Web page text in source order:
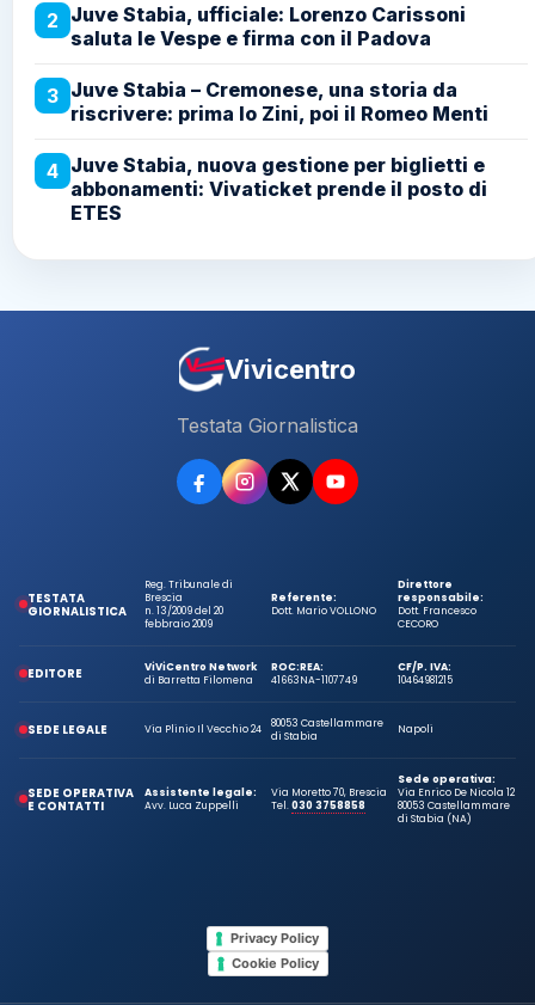
2 Juve Stabia, ufficiale: Lorenzo Carissoni
saluta le Vespe e firma con il Padova
3 Juve Stabia – Cremonese, una storia da
riscrivere: prima lo Zini, poi il Romeo Menti
4 Juve Stabia, nuova gestione per biglietti e
abbonamenti: Vivaticket prende il posto di
ETES
Vivicentro
Testata Giornalistica
TESTATA
GIORNALISTICA
Reg. Tribunale di
Brescia
n. 13/2009 del 20
febbraio 2009
Referente:
Dott. Mario VOLLONO
Direttore
responsabile:
Dott. Francesco
CECORO
EDITORE
ViViCentro Network
di Barretta Filomena
ROC:
41663
REA:
NA-1107749
CF/P. IVA:
10464981215
SEDE LEGALE Via Plinio Il Vecchio 24
80053 Castellammare
di Stabia
Napoli
SEDE OPERATIVA
E CONTATTI
Assistente legale:
Avv. Luca Zuppelli
Via Moretto 70, Brescia
Tel.030 3758858
Sede operativa:
Via Enrico De Nicola 12
80053 Castellammare
di Stabia (NA)
Privacy Policy
Cookie Policy